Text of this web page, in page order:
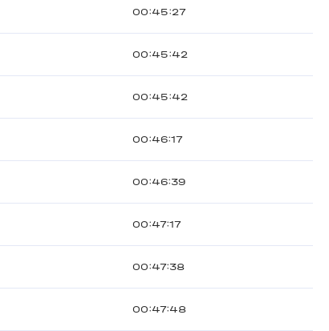
00:45:27
00:45:42
00:45:42
00:46:17
00:46:39
00:47:17
00:47:38
00:47:48